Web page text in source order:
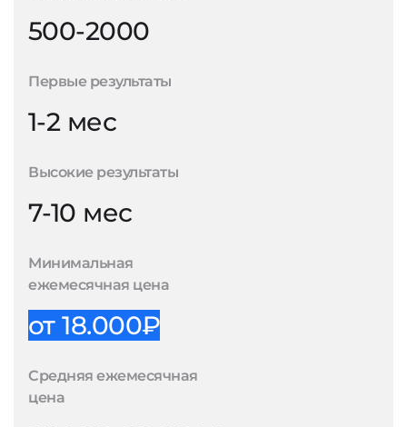
500-2000
Первые результаты
1-2 мес
Высокие результаты
7-10 мес
Минимальная
ежемесячная цена
от 18.000₽
Средняя ежемесячная
цена